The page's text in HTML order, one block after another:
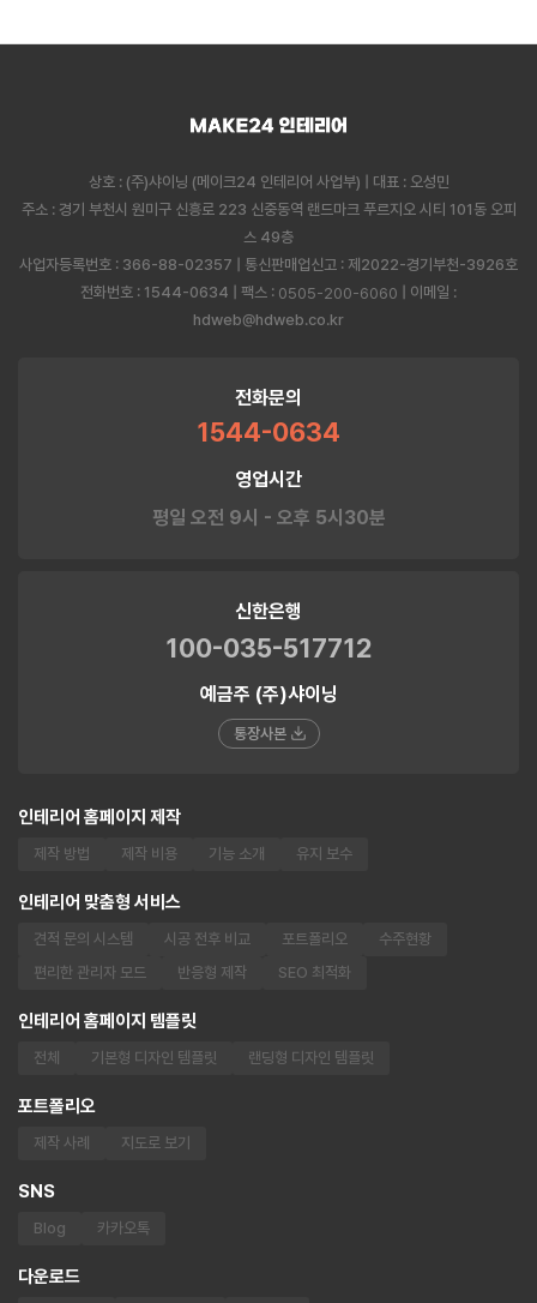
상호 : (주)샤이닝 (메이크24 인테리어 사업부) | 대표 : 오성민
주소 : 경기 부천시 원미구 신흥로 223 신중동역 랜드마크 푸르지오 시티 101동 오피
스 49층
사업자등록번호 : 366-88-02357 | 통신판매업신고 : 제2022-경기부천-3926호
전화번호 : 1544-0634 | 팩스 : 0505-200-6060 | 이메일 :
hdweb@hdweb.co.kr
전화문의
1544-0634
영업시간
평일 오전 9시 - 오후 5시30분
신한은행
100-035-517712
예금주 (주)샤이닝
통장사본
인테리어 홈페이지 제작
제작 방법 제작 비용 기능 소개 유지 보수
인테리어 맞춤형 서비스
견적 문의 시스템 시공 전후 비교 포트폴리오
수주현황
편리한 관리자 모드
반응형 제작 SEO 최적화
인테리어 홈페이지 템플릿
전체 기본형 디자인 템플릿 랜딩형 디자인 템플릿
포트폴리오
제작 사례 지도로 보기
SNS
Blog 카카오톡
다운로드